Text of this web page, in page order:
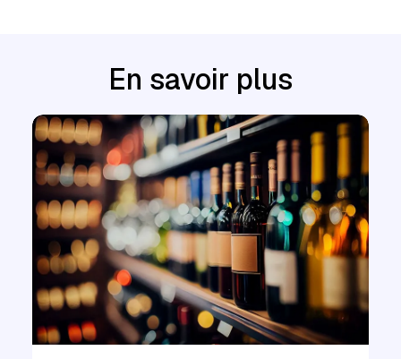
En savoir plus